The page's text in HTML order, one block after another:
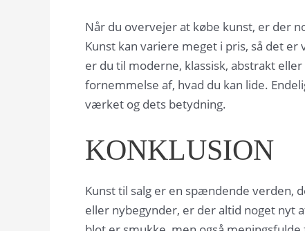
Når du overvejer at købe kunst, er der
Kunst kan variere meget i pris, så det
er du til moderne, klassisk, abstrakt
fornemmelse af, hvad du kan lide.
værket og dets betydning.
KONKLUSION
Kunst til salg er en spændende verden,
eller nybegynder, er der altid noget nyt